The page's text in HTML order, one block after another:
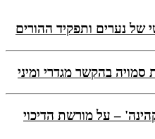
של נערים ותפקיד ההורים
בהקשר מגדרי ומיני
– על מורשת הדיכוי